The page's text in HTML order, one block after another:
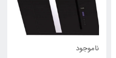
ناموجود